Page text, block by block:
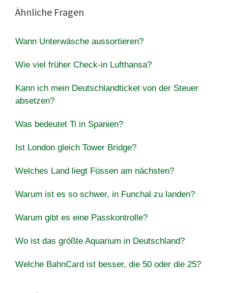
Ähnliche Fragen
Wann Unterwäsche aussortieren?
Wie viel früher Check-in Lufthansa?
Kann ich mein Deutschlandticket von der Steuer
absetzen?
Was bedeutet Ti in Spanien?
Ist London gleich Tower Bridge?
Welches Land liegt Füssen am nächsten?
Warum ist es so schwer, in Funchal zu landen?
Warum gibt es eine Passkontrolle?
Wo ist das größte Aquarium in Deutschland?
Welche BahnCard ist besser, die 50 oder die 25?